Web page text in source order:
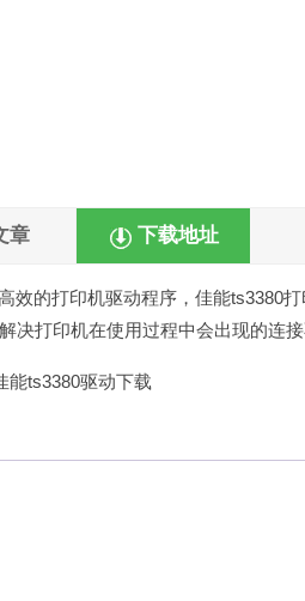
章 下载地址
效的打印机驱动程序，佳能ts3380
打印机在使用过程中会出现的连接